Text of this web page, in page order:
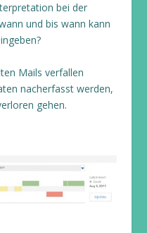
bei der
und bis wann kann
Mails verfallen
nacherfasst werden,
gehen.